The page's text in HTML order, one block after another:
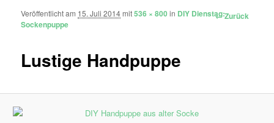
Bilder-Navigation ← Zurück
Lustige Handpuppe
Veröffentlicht am 15. Juli 2014mit536 × 800in DIY Dienstag:
Sockenpuppe